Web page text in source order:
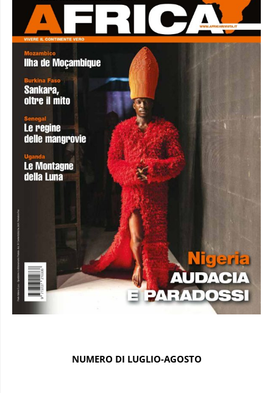
NUMERO DI LUGLIO-AGOSTO